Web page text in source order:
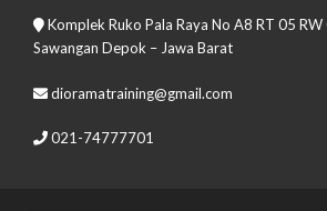
Komplek Ruko Pala Raya No A8 RT 05 RW
Sawangan Depok – Jawa Barat
dioramatraining@gmail.com
021-74777701